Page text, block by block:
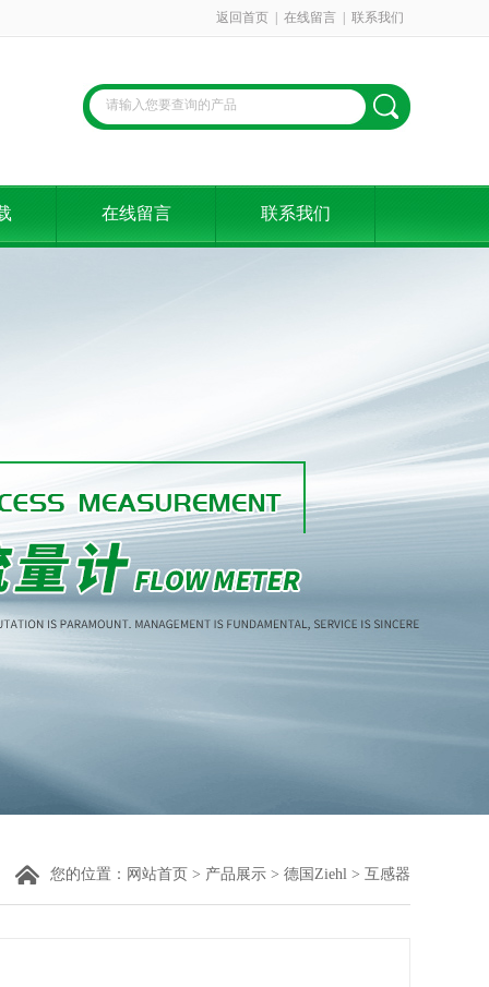
返回首页 在线留言 联系我们
在线留言 联系我们
您的位置： 网站首页 > 产品展示 > 德国Ziehl > 互感器